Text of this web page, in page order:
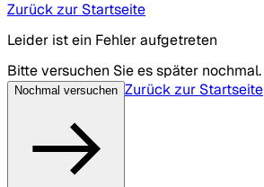
Zurück zur Startseite
Leider ist ein Fehler aufgetreten
Bitte versuchen Sie es später nochmal.
Nochmal versuchen Zurück zur Startseite